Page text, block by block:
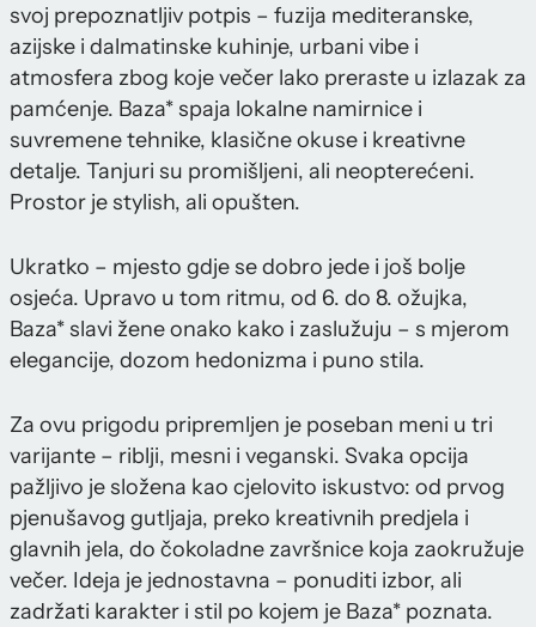
svoj prepoznatljiv potpis – fuzija mediteranske,
azijske i dalmatinske kuhinje, urbani vibe i
atmosfera zbog koje večer lako preraste u izlazak za
pamćenje. Baza* spaja lokalne namirnice i
suvremene tehnike, klasične okuse i kreativne
detalje. Tanjuri su promišljeni, ali neopterećeni.
Prostor je stylish, ali opušten.
Ukratko – mjesto gdje se dobro jede i još bolje
osjeća. Upravo u tom ritmu, od 6. do 8. ožujka,
Baza* slavi žene onako kako i zaslužuju – s mjerom
elegancije, dozom hedonizma i puno stila.
Za ovu prigodu pripremljen je poseban meni u tri
varijante – riblji, mesni i veganski. Svaka opcija
pažljivo je složena kao cjelovito iskustvo: od prvog
pjenušavog gutljaja, preko kreativnih predjela i
glavnih jela, do čokoladne završnice koja zaokružuje
večer. Ideja je jednostavna – ponuditi izbor, ali
zadržati karakter i stil po kojem je Baza* poznata.